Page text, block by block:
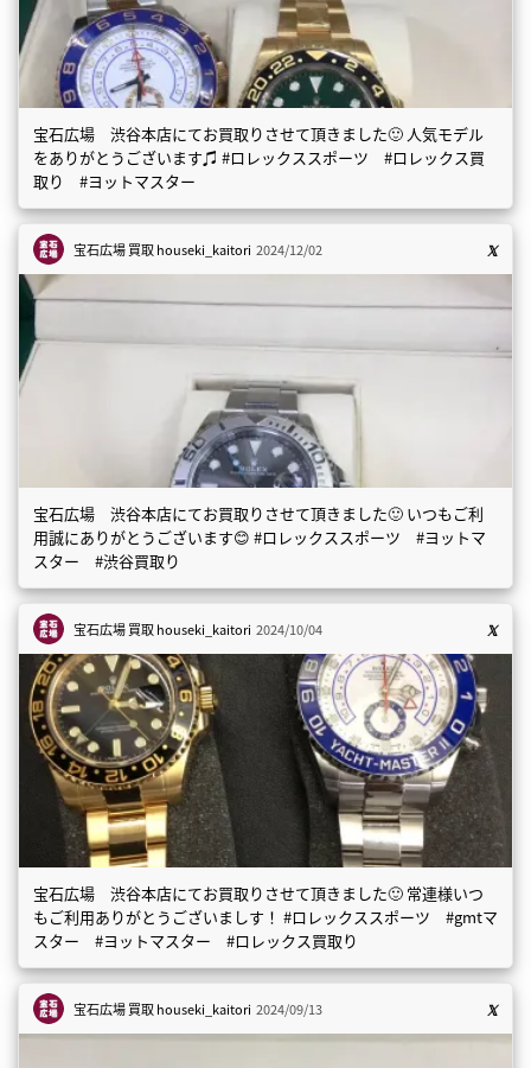
宝石広場 渋谷本店にてお買取りさせて頂きました🙂 人気モデル
をありがとうございます♫ #ロレックススポーツ #ロレックス買
取り #ヨットマスター
宝石広場 買取houseki_kaitori 2024/12/02
宝石広場 渋谷本店にてお買取りさせて頂きました🙂 いつもご利
用誠にありがとうございます😊 #ロレックススポーツ #ヨットマ
スター #渋谷買取り
宝石広場 買取houseki_kaitori 2024/10/04
宝石広場 渋谷本店にてお買取りさせて頂きました🙂 常連様いつ
もご利用ありがとうございましす！ #ロレックススポーツ #gmtマ
スター #ヨットマスター #ロレックス買取り
宝石広場 買取houseki_kaitori 2024/09/13